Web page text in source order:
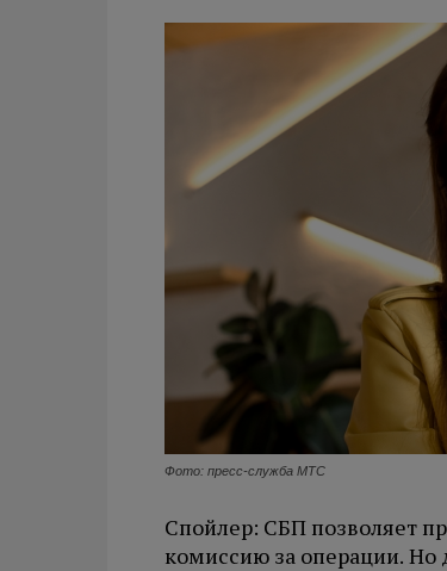
Фото: пресс-служба МТС
Спойлер: СБП позволяет
комиссию за операции. Но